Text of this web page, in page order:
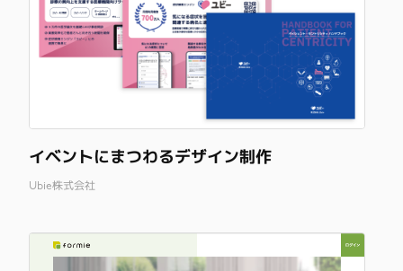
イベントにまつわるデザイン制作
Ubie株式会社